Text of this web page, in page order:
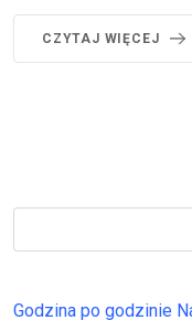
CZYTAJ WIĘCEJ
Godzina po godzinie